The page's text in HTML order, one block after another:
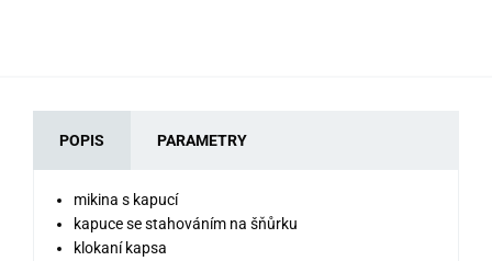
POPIS PARAMETRY
mikina s kapucí
kapuce se stahováním na šňůrku
klokaní kapsa